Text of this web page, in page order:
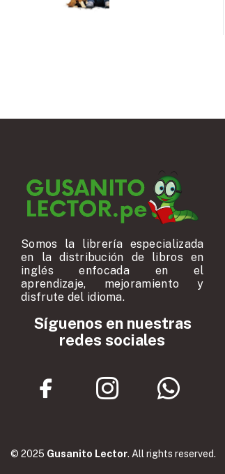
Somos la librería especializada
en la distribución de libros en
inglés enfocada en el
aprendizaje, mejoramiento y
disfrute del idioma.
Síguenos en nuestras
redes sociales
© 2025 Gusanito Lector. All rights reserved.